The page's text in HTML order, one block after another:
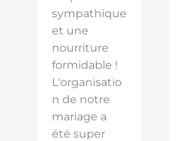
sympathique
et une
nourriture
formidable !
L'organisatio
n de notre
mariage a
été super